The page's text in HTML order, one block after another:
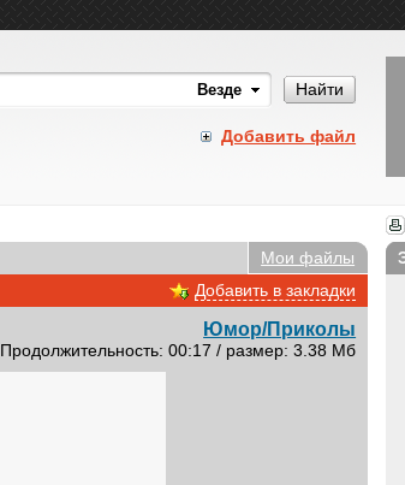
Найти
Добавить файл
Мои файлы
Добавить в закладки
Юмор/Приколы
Продолжительность: 00:17 / размер: 3.38 Мб